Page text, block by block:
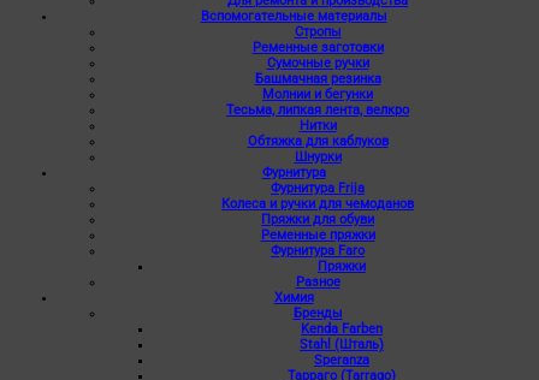
Вспомогательные материалы
Стропы
Ременные заготовки
Сумочные ручки
Башмачная резинка
Молнии и бегунки
Тесьма, липкая лента, велкро
Нитки
Обтяжка для каблуков
Шнурки
Фурнитура
Фурнитура Frija
Колеса и ручки для чемоданов
Пряжки для обуви
Ременные пряжки
Фурнитура Faro
Пряжки
Разное
Химия
Бренды
Kenda Farben
Stahl (Шталь)
Speranza
Тарраго (Tarrago)